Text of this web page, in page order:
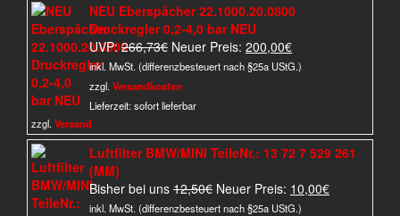
NEU Eberspächer 22.1000.20.0800
Druckregler 0,2-4,0 bar NEU
UVP: 266,73€ Ursprünglicher
Preis
war:
266,73€
Neuer Preis: 200,00€Aktueller
Preis
inkl. MwSt. (differenzbesteuert nach §25a UStG.)
zzgl. Versandkosten
Lieferzeit:sofort lieferbar
zzgl. Versand
Luftfilter BMW/MINI TeileNr.: 13 72 7 529 261
(MM)
Bisher bei uns 12,50€ Ursprünglicher
Preis
Neuer Preis: 10,00€Aktueller
inkl. MwSt. (differenzbesteuert nach §25a UStG.)